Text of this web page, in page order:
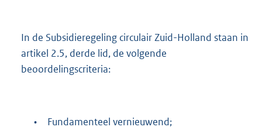
In de Subsidieregeling circulair Zuid-Holland staan in
artikel 2.5, derde lid, de volgende
beoordelingscriteria:
• Fundamenteel vernieuwend;